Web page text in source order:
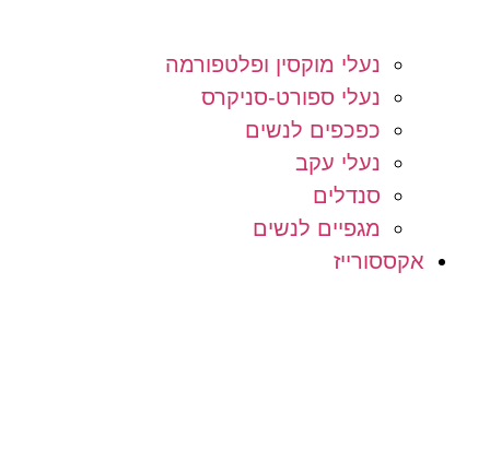
נעלי מוקסין ופלטפורמה
נעלי ספורט-סניקרס
כפכפים לנשים
נעלי עקב
סנדלים
מגפיים לנשים
אקססורייז